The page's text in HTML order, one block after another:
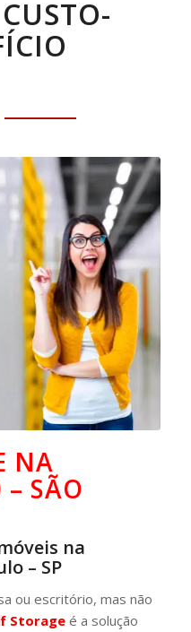
NA
SÃO
na
– SP
ou escritório, mas não
Storageé a solução